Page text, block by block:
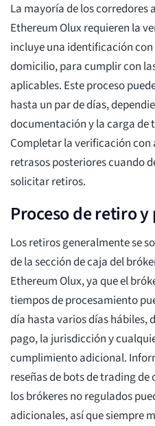
La mayoría de los corredores
Ethereum Olux requieren la
incluye una identificación
domicilio, para cumplir con
aplicables. Este proceso
hasta un par de días,
documentación y la carga de
Completar la verificación
retrasos posteriores cuando
solicitar retiros.
Proceso de retiro y
Los retiros generalmente se
de la sección de caja del
Ethereum Olux, ya que el
tiempos de procesamiento
día hasta varios días hábiles,
pago, la jurisdicción y
cumplimiento adicional.
reseñas de bots de trading
los brókeres no regulados
adicionales, así que siempre